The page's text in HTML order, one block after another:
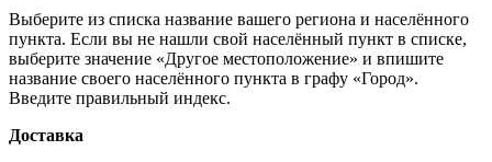
Выберите из списка название вашего региона и населённого
пункта. Если вы не нашли свой населённый пункт в списке,
выберите значение «Другое местоположение» и впишите
название своего населённого пункта в графу «Город».
Введите правильный индекс.
Доставка